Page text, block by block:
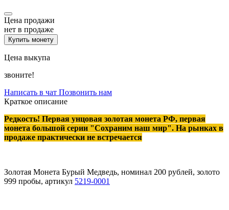
Цена продажи
нет в продаже
Купить монету
Цена выкупа
звоните!
Написать в чат Позвонить нам
Краткое описание
Редкость! Первая унцовая золотая монета РФ, первая
монета большой серии "Сохраним наш мир". На рынках в
продаже практически не встречается
Золотая Монета Бурый Медведь, номинал 200 рублей, золото
999 пробы, артикул 5219-0001